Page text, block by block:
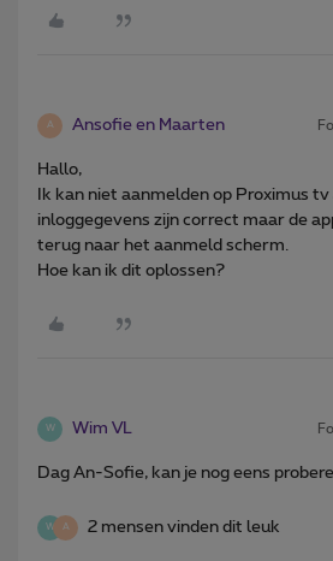
A Ansofie en Maarten
Hallo,
Ik kan niet aanmelden op Proximus tv
inloggegevens zijn correct maar de
terug naar het aanmeld scherm.
Hoe kan ik dit oplossen?
W Wim VL
Dag An-Sofie, kan je nog eens
W A 2 mensen vinden dit leuk